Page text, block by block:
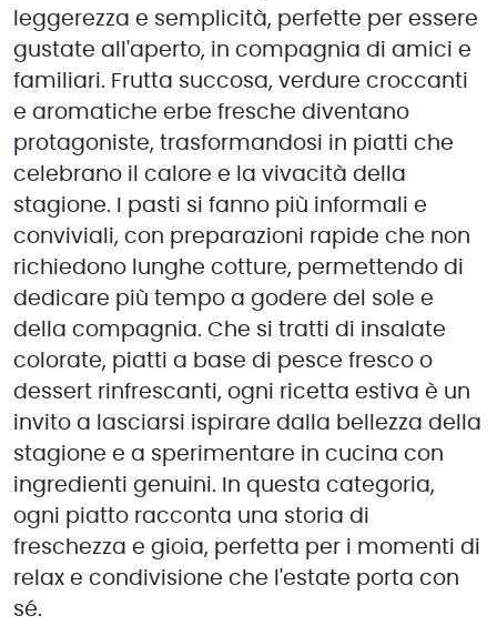
leggerezza e semplicità, perfette per essere
gustate all'aperto, in compagnia di amici e
familiari. Frutta succosa, verdure croccanti
e aromatiche erbe fresche diventano
protagoniste, trasformandosi in piatti che
celebrano il calore e la vivacità della
stagione. I pasti si fanno più informali e
conviviali, con preparazioni rapide che non
richiedono lunghe cotture, permettendo di
dedicare più tempo a godere del sole e
della compagnia. Che si tratti di insalate
colorate, piatti a base di pesce fresco o
dessert rinfrescanti, ogni ricetta estiva è un
invito a lasciarsi ispirare dalla bellezza della
stagione e a sperimentare in cucina con
ingredienti genuini. In questa categoria,
ogni piatto racconta una storia di
freschezza e gioia, perfetta per i momenti di
relax e condivisione che l'estate porta con
sé.